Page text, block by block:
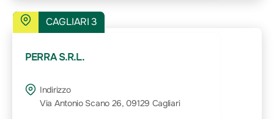
CAGLIARI 3
PERRA S.R.L.
Indirizzo
Via Antonio Scano 26, 09129 Cagliari